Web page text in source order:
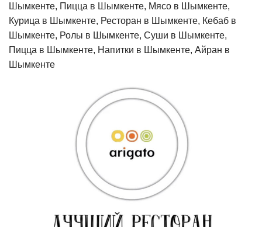
Шымкенте, Пицца в Шымкенте, Мясо в Шымкенте,
Курица в Шымкенте, Ресторан в Шымкенте, Кебаб в
Шымкенте, Ролы в Шымкенте, Суши в Шымкенте,
Пицца в Шымкенте, Напитки в Шымкенте, Айран в
Шымкенте